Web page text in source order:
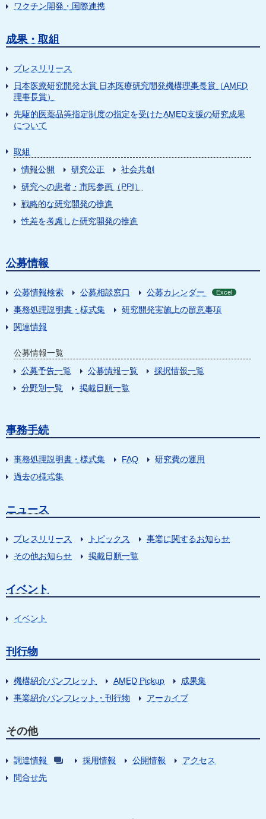
ワクチン開発・国際連携
成果・取組
プレスリリース
日本医療研究開発大賞 日本医療研究開発機構理事長賞（AMED
理事長賞）
先駆的医薬品等指定制度の指定を受けたAMED支援の研究成果
について
取組
情報公開
研究公正
社会共創
研究への患者・市民参画（PPI）
戦略的な研究開発の推進
性差を考慮した研究開発の推進
公募情報
公募情報検索 公募相談窓口 公募カレンダー Excel
事務処理説明書・様式集
研究開発実施上の留意事項
関連情報
公募情報一覧
公募予告一覧
公募情報一覧
採択情報一覧
分野別一覧
掲載日順一覧
事務手続
事務処理説明書・様式集 FAQ
研究費の運用
過去の様式集
ニュース
プレスリリース トピックス
事業に関するお知らせ
その他お知らせ
掲載日順一覧
イベント
イベント
刊行物
機構紹介パンフレット AMED Pickup
成果集
事業紹介パンフレット・刊行物
アーカイブ
その他
調達情報 採用情報 公開情報
アクセス
問合せ先